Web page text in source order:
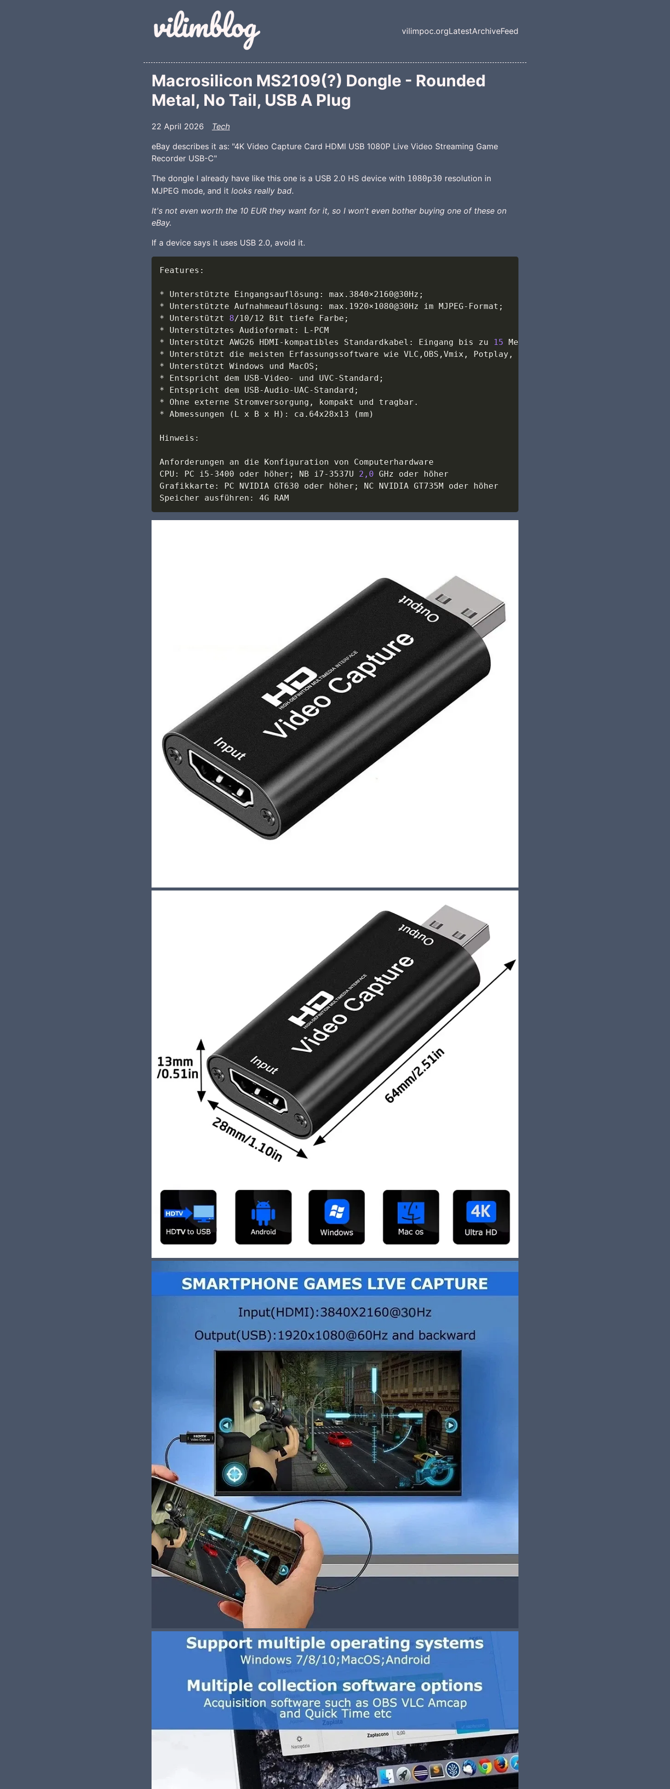
Skip to main content
vilimpoc.orgLatestArchiveFeed
Macrosilicon MS2109(?) Dongle - Rounded
Metal, No Tail, USB A Plug
22 April 2026
Tech
eBay describes it as: "4K Video Capture Card HDMI USB 1080P Live Video Streaming Game
Recorder USB-C"
The dongle I already have like this one is a USB 2.0 HS device with 1080p30 resolution in
MJPEG mode, and it looks really bad.
It's not even worth the 10 EUR they want for it, so I won't even bother buying one of these on
eBay.
If a device says it uses USB 2.0, avoid it.
Features:
* Unterstützte Eingangsauflösung: max.3840×2160@30Hz ;
* Unterstützte Aufnahmeauflösung: max.1920×1080@30Hz im MJPEG-Format ;
* Unterstützt 8/10/12 Bit tiefe Farbe ;
* Unterstütztes Audioformat: L-PCM
* Unterstützt AWG26 HDMI-kompatibles Standardkabel: Eingang bis zu
15 Meter
* Unterstützt die meisten Erfassungssoftware wie VLC,OBS,Vmix, Potplay, Amcap usw.
* Unterstützt Windows und MacOS ;
* Entspricht dem USB-Video- und UVC-Standard ;
* Entspricht dem USB-Audio-UAC-Standard ;
* Ohne externe Stromversorgung, kompakt und tragbar.
* Abmessungen
( L x B x H ) : ca.64x28x13 (mm )
Hinweis:
Anforderungen an die Konfiguration von Computerhardware
CPU: PC i5-3400 oder höher ; NB i7-3537U 2,0 GHz oder höher
Grafikkarte: PC NVIDIA GT630 oder höher ;
NC NVIDIA GT735M oder höher
Speicher ausführen: 4G RAM